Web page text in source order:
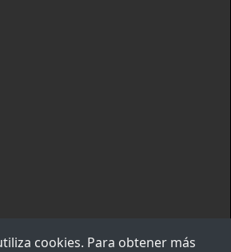
cookies. Para obtener más